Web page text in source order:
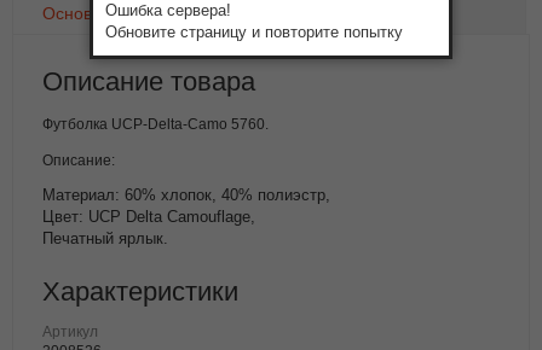
Основное Доставка
Описание товара
Футболка UCP-Delta-Camo 5760.
Описание:
Материал: 60% хлопок, 40% полиэстр,
Цвет: UCP Delta Camouflage,
Печатный ярлык.
Характеристики
Артикул
Ошибка сервера!
Обновите страницу и повторите попытку